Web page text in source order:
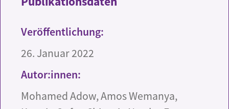
Veröffentlichung:
26. Januar 2022
Autor:innen:
Mohamed Adow, Amos Wemanya,